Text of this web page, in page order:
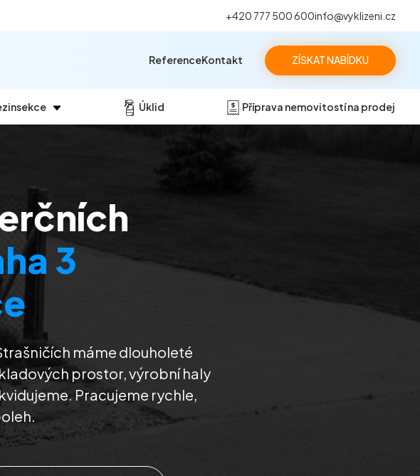
+420 777 500 600info@vyklizeni.cz
ZÍSKAT NABÍDKU
Úklid Příprava nemovitostí na prodej
ReferenceKontakt
3
máme dlouholeté
prostor, výrobní haly
Pracujeme rychle,